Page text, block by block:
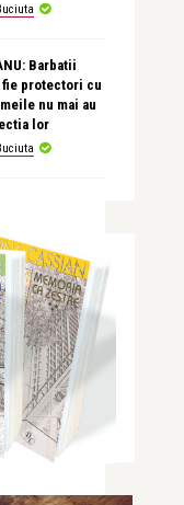
Barbatii
protectori cu
nu mai au
lor